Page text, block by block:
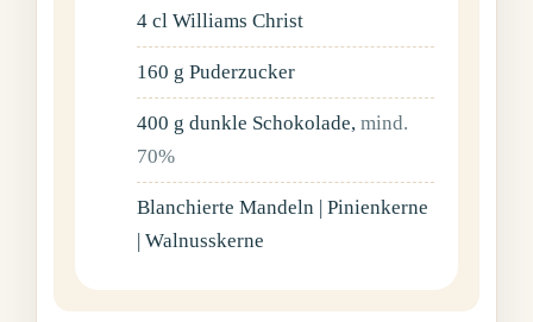
4 cl Williams Christ
160 g Puderzucker
400 g dunkle Schokolade,mind.
70%
Blanchierte Mandeln | Pinienkerne
| Walnusskerne